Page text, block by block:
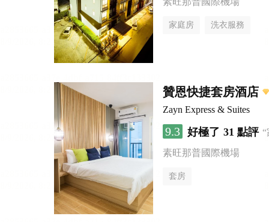
家庭房 洗衣服務
贊恩快捷套房酒店
Zayn Express & Suites
9.3 好極了 31 點評
素旺那普國際機場
套房